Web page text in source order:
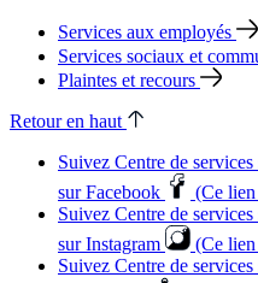
Services aux employés
Services sociaux et
Plaintes et recours
Retour en haut
Suivez Centre de
sur Facebook
(Ce
Suivez Centre de
sur Instagram
(Ce
Suivez Centre de